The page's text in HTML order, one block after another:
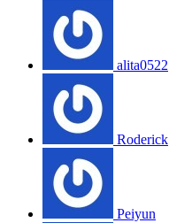
alita0522
Roderick
Peiyun